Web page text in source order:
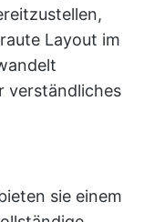
Layout im
verständliches
sie einem